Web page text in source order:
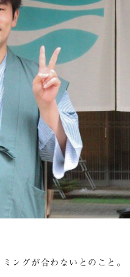
ングが合わないとのこと。